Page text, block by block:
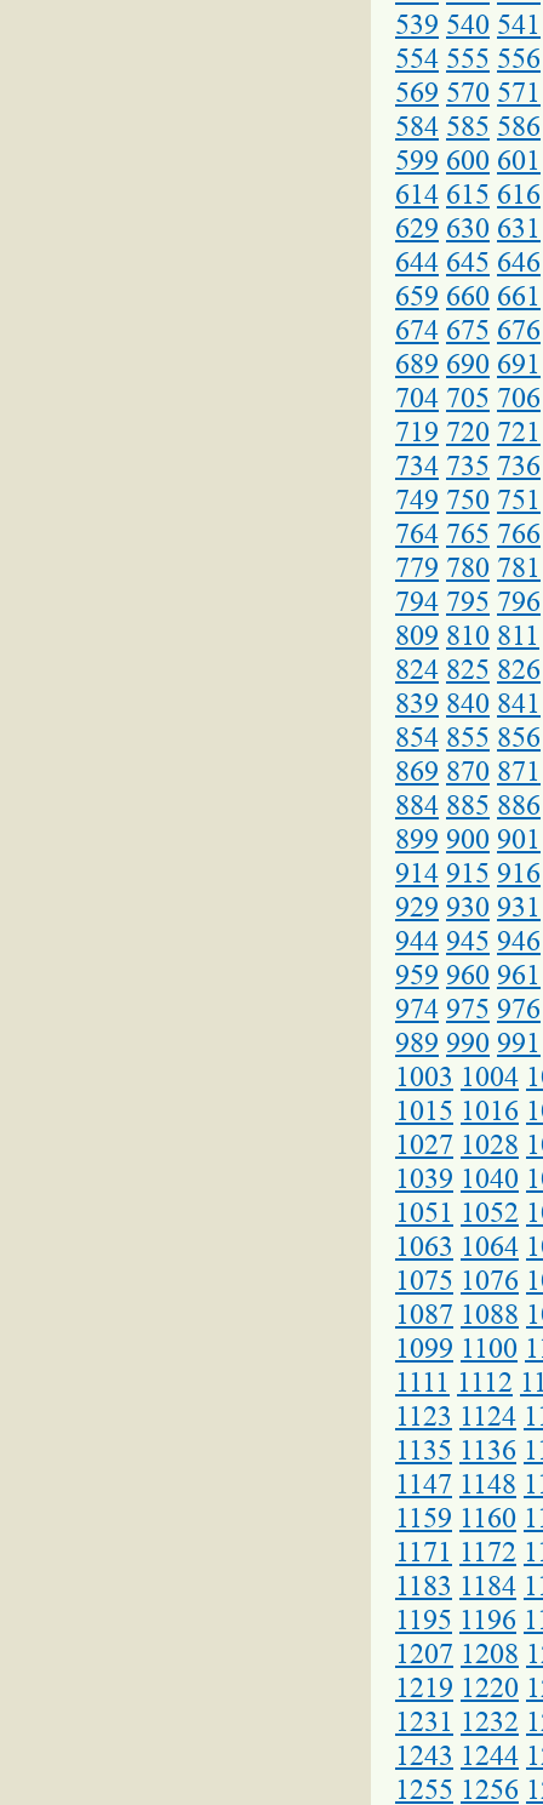
539 540 541
554 555 556
569 570 571
584 585 586
599 600 601
614 615 616
629 630 631
644 645 646
659 660 661
674 675 676
689 690 691
704 705 706
719 720 721
734 735 736
749 750 751
764 765 766
779 780 781
794 795 796
809 810 811
824 825 826
839 840 841
854 855 856
869 870 871
884 885 886
899 900 901
914 915 916
929 930 931
944 945 946
959 960 961
974 975 976
989 990 991
1003 1004
1015 1016
1027 1028
1039 1040
1051 1052
1063 1064
1075 1076
1087 1088
1099 1100
1111 1112
1123 1124
1135 1136
1147 1148
1159 1160
1171 1172
1183 1184
1195 1196
1207 1208
1219 1220
1231 1232
1243 1244
1255 1256